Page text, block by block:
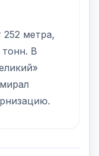
252 метра,
В